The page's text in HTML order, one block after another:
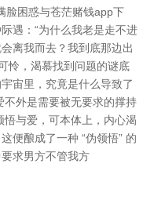
脸困惑与苍茫赌钱app下
遇：“为什么我老是走不进
离我而去？我到底那边出
怜，渴慕找到问题的谜底
宙里，究竟是什么导致了
外是需要被无要求的撑持
与爱，可本体上，内心渴
便酿成了一种 “伪领悟” 的
求男方不管我方